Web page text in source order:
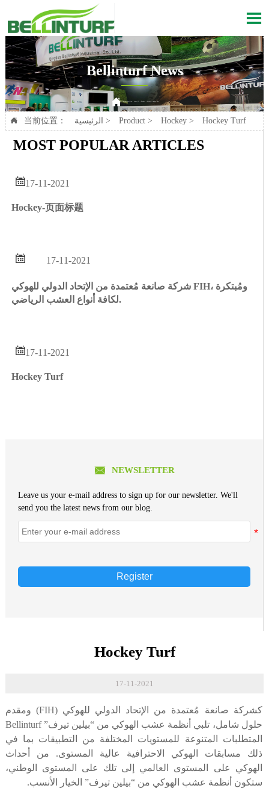

Bellinturf News

 当前位置： الرئيسية > Product> Hockey> Hockey Turf
MOST POPULAR ARTICLES
17-11-2021
Hockey-页面标题
 17-11-2021
شركة صانعة مُعتمدة من الإتحاد الدولي للهوكي FIH، ومُبتكرة
لكافة أنواع العشب الرياضي.
17-11-2021
Hockey Turf
 NEWSLETTER
Leave us your e-mail address to sign up for our newsletter. We'll
send you the latest news from our blog.
Register
Hockey Turf
17-11-2021
كشركة صانعة مُعتمدة من الإتحاد الدولي للهوكي (FIH) ومقدم
حلول شامل، تلبي أنظمة عشب الهوكي من “بيلين تيرف” Bellinturf
المتطلبات المتنوعة للمستويات المختلفة من التطبيقات بما في
ذلك مسابقات الهوكي الاحترافية عالية المستوى. من أحداث
الهوكي على المستوى العالمي إلى تلك على المستوى الوطني،
ستكون أنظمة عشب الهوكي من “بيلين تيرف” الخيار الأنسب.